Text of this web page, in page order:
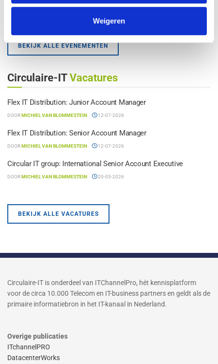
Weigeren
BEKIJK ALLE EVENEMENTEN
Circulaire-ITVacatures
Flex IT Distribution: Junior Account Manager
DOORMICHIEL VAN BLOMMESTEIN 12-07-2026
Flex IT Distribution: Senior Account Manager
DOORMICHIEL VAN BLOMMESTEIN 12-07-2026
Circular IT group: International Senior Account Executive
DOORMICHIEL VAN BLOMMESTEIN 20-05-2026
BEKIJK ALLE VACATURES
Circulaire-IT is onderdeel van ITChannelPro, hét kennisplatform
voor de circa 10.000 Telecom en IT-business partners en geldt als de
primaire informatiebron in het IT-kanaal in Nederland.
Overige publicaties
ITchannelPRO
DatacenterWorks